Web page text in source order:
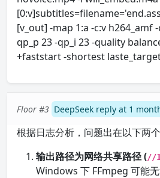
[v_out] -map 1:a -c:v h264_amf
qp_p 23 -qp_i 23 -quality
+faststart -shortest
Floor #3 DeepSeek reply at 1
根据日志分析，问题出在以下两个
输出路径为网络共享路径 (//
Windows 下 FFmpeg 可能